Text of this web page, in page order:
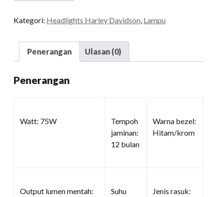
Kategori: Headlights Harley Davidson Lampu
Penerangan Ulasan (0)
Penerangan
Watt: 75W
Tempoh
jaminan:
12 bulan
Warna bezel:
Hitam/krom
Output lumen mentah:
Suhu
Jenis rasuk: